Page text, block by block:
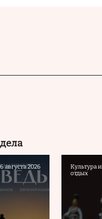
августа 2026
Культура и
отдых